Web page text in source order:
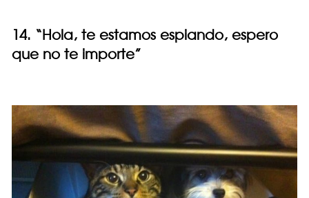
14. “Hola, te estamos espiando, espero
que no te importe”